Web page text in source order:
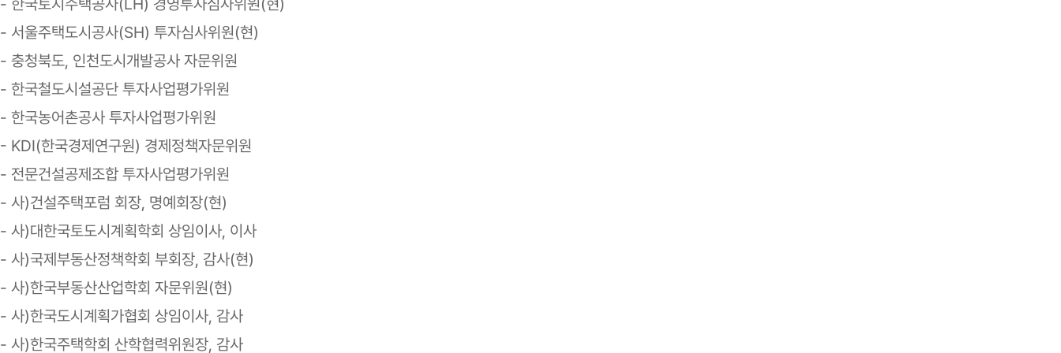
- 한국토지주택공사(LH) 경영투자심사위원(현)
- 서울주택도시공사(SH) 투자심사위원(현)
- 충청북도, 인천도시개발공사 자문위원
- 한국철도시설공단 투자사업평가위원
- 한국농어촌공사 투자사업평가위원
- KDI(한국경제연구원) 경제정책자문위원
- 전문건설공제조합 투자사업평가위원
- 사)건설주택포럼 회장, 명예회장(현)
- 사)대한국토도시계획학회 상임이사, 이사
- 사)국제부동산정책학회 부회장, 감사(현)
- 사)한국부동산산업학회 자문위원(현)
- 사)한국도시계획가협회 상임이사, 감사
- 사)한국주택학회 산학협력위원장, 감사